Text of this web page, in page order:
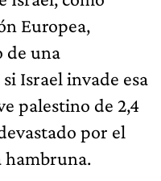
Europea,
de una
Israel invade esa
palestino de 2,4
por el
hambruna.